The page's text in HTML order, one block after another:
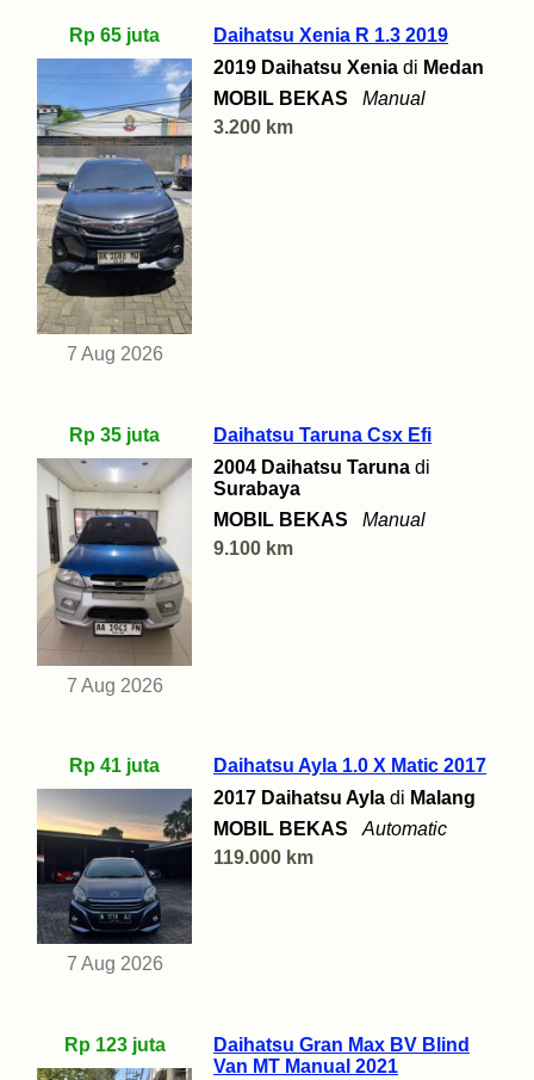
Rp 65 juta
7 Aug 2026
Daihatsu Xenia R 1.3 2019
2019 Daihatsu Xenia di Medan
MOBIL BEKAS
Manual
3.200 km
Rp 35 juta
7 Aug 2026
Daihatsu Taruna Csx Efi
2004 Daihatsu Taruna di
Surabaya
MOBIL BEKAS
Manual
9.100 km
Rp 41 juta
7 Aug 2026
Daihatsu Ayla 1.0 X Matic 2017
2017 Daihatsu Ayla di Malang
MOBIL BEKAS
Automatic
119.000 km
Rp 123 juta
Daihatsu Gran Max BV Blind
Van MT Manual 2021